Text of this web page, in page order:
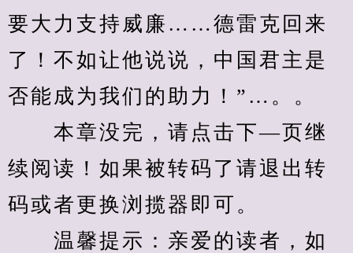
要大力支持威廉……德雷克回来
了！不如让他说说，中国君主是
否能成为我们的助力！”…。。
本章没完，请点击下—页继
续阅读！如果被转码了请退出转
码或者更换浏揽器即可。
温馨提示：亲爱的读者，如